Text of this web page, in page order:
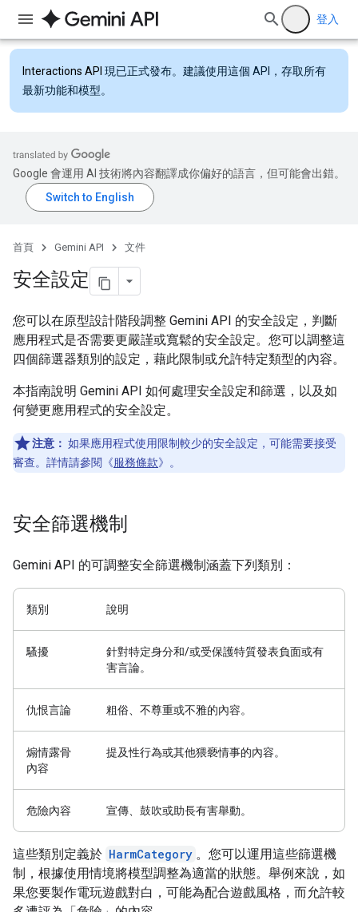
登入
Interactions API 現已正式發布。建議使用這個 API，存取所有
最新功能和模型。
Google 會運用 AI 技術將內容翻譯成你偏好的語言，但可能會出錯。
首頁 Gemini API 文件
安全設定
您可以在原型設計階段調整 Gemini API 的安全設定，判斷
應用程式是否需要更嚴謹或寬鬆的安全設定。您可以調整這
四個篩選器類別的設定，藉此限制或允許特定類型的內容。
本指南說明 Gemini API 如何處理安全設定和篩選，以及如
何變更應用程式的安全設定。
注意： 如果應用程式使用限制較少的安全設定，可能需要接受
審查。詳情請參閱《服務條款》。
安全篩選機制
Gemini API 的可調整安全篩選機制涵蓋下列類別：
類別 說明
騷擾
針對特定身分和/或受保護特質發表負面或有
害言論。
仇恨言論 粗俗、不尊重或不雅的內容。
煽情露骨
內容
提及性行為或其他猥褻情事的內容。
危險內容 宣傳、鼓吹或助長有害舉動。
這些類別定義於 HarmCategory 。您可以運用這些篩選機
制，根據使用情境將模型調整為適當的狀態。舉例來說，如
果您要製作電玩遊戲對白，可能為配合遊戲風格，而允許較